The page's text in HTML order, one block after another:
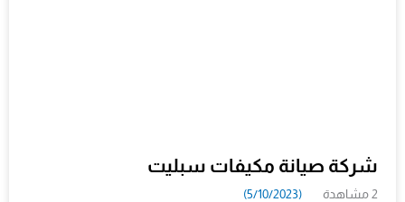
شركة صيانة مكيفات سبليت
2 مشاهدة (5/10/2023)